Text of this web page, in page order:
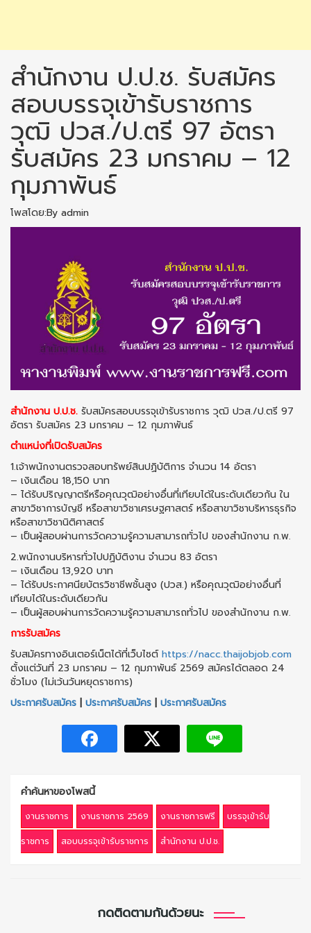
สำนักงาน ป.ป.ช. รับสมัคร
สอบบรรจุเข้ารับราชการ
วุฒิ ปวส./ป.ตรี 97 อัตรา
รับสมัคร 23 มกราคม – 12
กุมภาพันธ์
โพสโดย:By admin
สำนักงาน ป.ป.ช. รับสมัครสอบบรรจุเข้ารับราชการ วุฒิ ปวส./ป.ตรี 97
อัตรา รับสมัคร 23 มกราคม – 12 กุมภาพันธ์
ตำแหน่งที่เปิดรับสมัคร
1.เจ้าพนักงานตรวจสอบทรัพย์สินปฏิบัติการ จำนวน 14 อัตรา
– เงินเดือน 18,150 บาท
– ได้รับปริญญาตรีหรือคุณวุฒิอย่างอื่นที่เทียบได้ในระดับเดียวกัน ใน
สาขาวิชาการบัญชี หรือสาขาวิชาเศรษฐศาสตร์ หรือสาขาวิชาบริหารธุรกิจ
หรือสาขาวิชานิติศาสตร์
– เป็นผู้สอบผ่านการวัดความรู้ความสามารถทั่วไป ของสำนักงาน ก.พ.
2.พนักงานบริหารทั่วไปปฏิบัติงาน จำนวน 83 อัตรา
– เงินเดือน 13,920 บาท
– ได้รับประกาศนียบัตรวิชาชีพชั้นสูง (ปวส.) หรือคุณวุฒิอย่างอื่นที่
เทียบได้ในระดับเดียวกัน
– เป็นผู้สอบผ่านการวัดความรู้ความสามารถทั่วไป ของสำนักงาน ก.พ.
การรับสมัคร
รับสมัครทางอินเตอร์เน็ตได้ที่เว็บไซต์https://nacc.thaijobjob.com
ตั้งแต่วันที่ 23 มกราคม – 12 กุมภาพันธ์ 2569 สมัครได้ตลอด 24
ชั่วโมง (ไม่เว้นวันหยุดราชการ)
ประกาศรับสมัคร
ประกาศรับสมัคร ประกาศรับสมัคร
คำค้นหาของโพสนี้
งานราชการ งานราชการ 2569 งานราชการฟรี
บรรจุเข้ารับ
ราชการ
สอบบรรจุเข้ารับราชการ สำนักงาน ป.ป.ช.
กดติดตามกันด้วยนะ